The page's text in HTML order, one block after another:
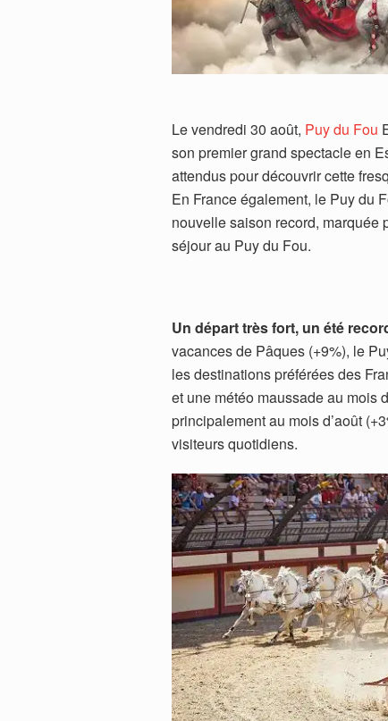
Le vendredi 30 août, Puy du Fou
son premier grand spectacle en
attendus pour découvrir cette
En France également, le Puy du
nouvelle saison record, marquée
séjour au Puy du Fou.
Un départ très fort, un été
vacances de Pâques (+9%), le
les destinations préférées des
et une météo maussade au mois
principalement au mois d’août
visiteurs quotidiens.